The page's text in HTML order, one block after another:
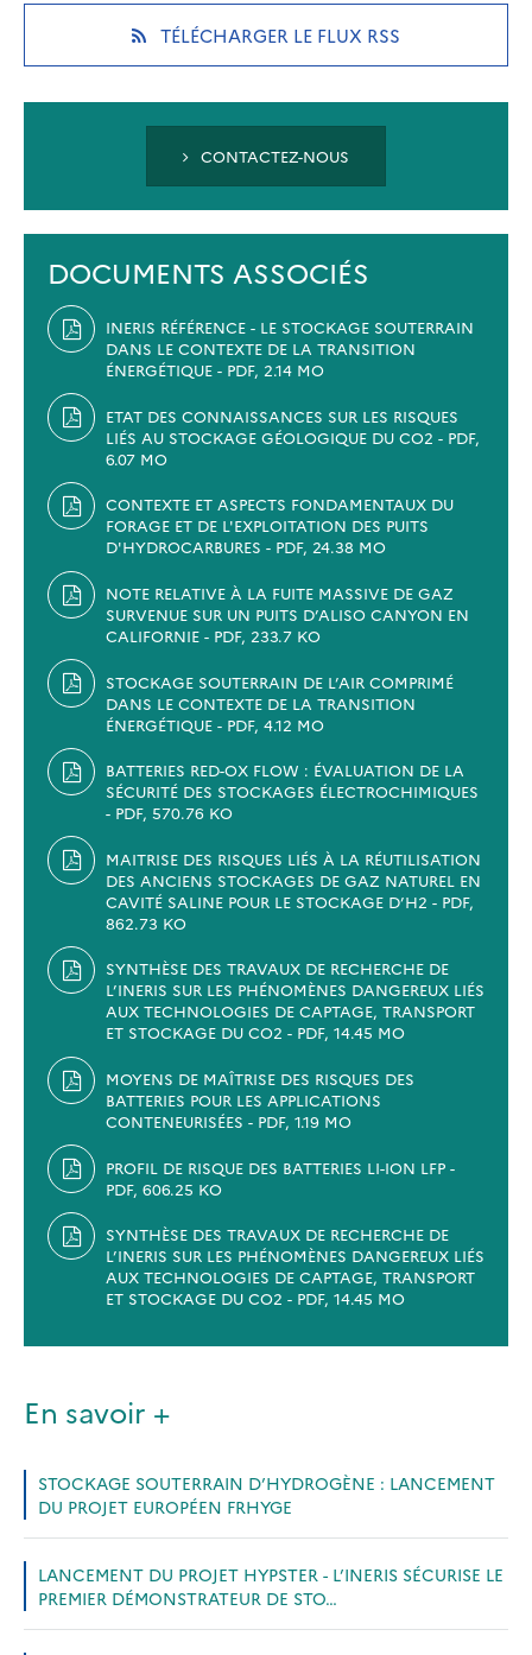
new
tab)
new
tab)
new
tab)
TÉLÉCHARGER LE FLUX RSS(OPENS
NEW
CONTACTEZ-NOUS
DOCUMENTS ASSOCIÉS
INERIS RÉFÉRENCE - LE STOCKAGE SOUTERRAIN
DANS LE CONTEXTE DE LA TRANSITION
ÉNERGÉTIQUE - PDF, 2.14 MO
ETAT DES CONNAISSANCES SUR LES RISQUES
LIÉS AU STOCKAGE GÉOLOGIQUE DU CO2 - PDF,
6.07 MO
CONTEXTE ET ASPECTS FONDAMENTAUX DU
FORAGE ET DE L'EXPLOITATION DES PUITS
D'HYDROCARBURES - PDF, 24.38 MO
NOTE RELATIVE À LA FUITE MASSIVE DE GAZ
SURVENUE SUR UN PUITS D’ALISO CANYON EN
CALIFORNIE - PDF, 233.7 KO
STOCKAGE SOUTERRAIN DE L’AIR COMPRIMÉ
DANS LE CONTEXTE DE LA TRANSITION
ÉNERGÉTIQUE - PDF, 4.12 MO
BATTERIES RED-OX FLOW : ÉVALUATION DE LA
SÉCURITÉ DES STOCKAGES ÉLECTROCHIMIQUES
- PDF, 570.76 KO
MAITRISE DES RISQUES LIÉS À LA RÉUTILISATION
DES ANCIENS STOCKAGES DE GAZ NATUREL EN
CAVITÉ SALINE POUR LE STOCKAGE D’H2 - PDF,
862.73 KO
SYNTHÈSE DES TRAVAUX DE RECHERCHE DE
L’INERIS SUR LES PHÉNOMÈNES DANGEREUX LIÉS
AUX TECHNOLOGIES DE CAPTAGE, TRANSPORT
ET STOCKAGE DU CO2 - PDF, 14.45 MO
MOYENS DE MAÎTRISE DES RISQUES DES
BATTERIES POUR LES APPLICATIONS
CONTENEURISÉES - PDF, 1.19 MO
PROFIL DE RISQUE DES BATTERIES LI-ION LFP -
PDF, 606.25 KO
SYNTHÈSE DES TRAVAUX DE RECHERCHE DE
L’INERIS SUR LES PHÉNOMÈNES DANGEREUX LIÉS
AUX TECHNOLOGIES DE CAPTAGE, TRANSPORT
ET STOCKAGE DU CO2 - PDF, 14.45 MO
En savoir +
STOCKAGE SOUTERRAIN D’HYDROGÈNE : LANCEMENT
DU PROJET EUROPÉEN FRHYGE
LANCEMENT DU PROJET HYPSTER - L’INERIS SÉCURISE LE
PREMIER DÉMONSTRATEUR DE STO…